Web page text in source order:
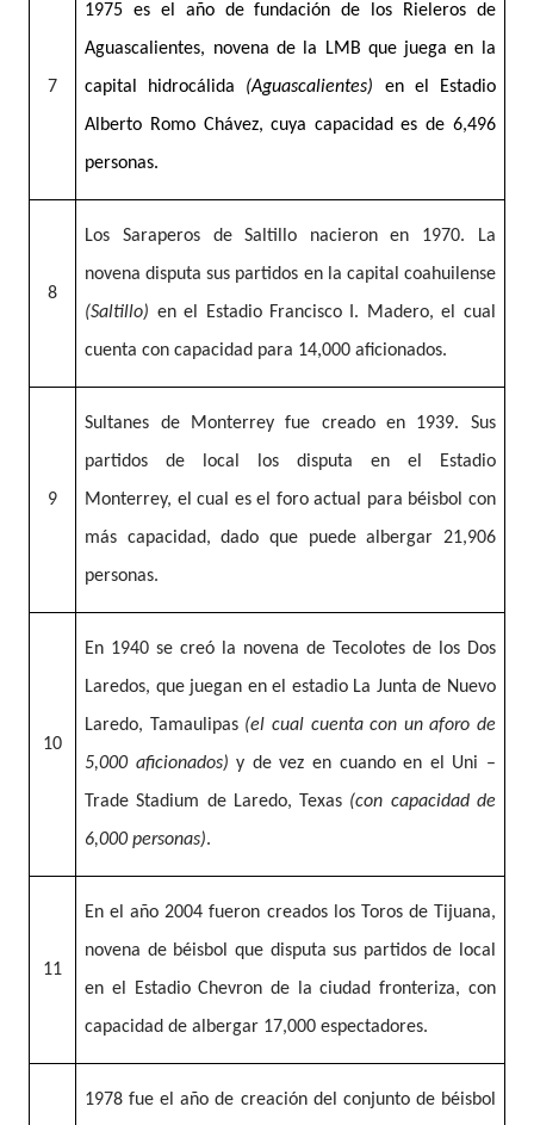
7
1975 es el año de fundación de los Rieleros de
Aguascalientes, novena de la LMB que juega en la
capital hidrocálida (Aguascalientes) en el Estadio
Alberto Romo Chávez, cuya capacidad es de 6,496
personas.
8
Los Saraperos de Saltillo nacieron en 1970. La
novena disputa sus partidos en la capital coahuilense
(Saltillo) en el Estadio Francisco I. Madero, el cual
cuenta con capacidad para 14,000 aficionados.
9
Sultanes de Monterrey fue creado en 1939. Sus
partidos de local los disputa en el Estadio
Monterrey, el cual es el foro actual para béisbol con
más capacidad, dado que puede albergar 21,906
personas.
10
En 1940 se creó la novena de Tecolotes de los Dos
Laredos, que juegan en el estadio La Junta de Nuevo
Laredo, Tamaulipas (el cual cuenta con un aforo de
5,000 aficionados) y de vez en cuando en el Uni –
Trade Stadium de Laredo, Texas (con capacidad de
6,000 personas).
11
En el año 2004 fueron creados los Toros de Tijuana,
novena de béisbol que disputa sus partidos de local
en el Estadio Chevron de la ciudad fronteriza, con
capacidad de albergar 17,000 espectadores.
1978 fue el año de creación del conjunto de béisbol